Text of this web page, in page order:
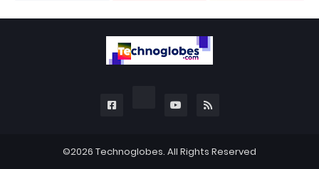
©2026 Technoglobes. All Rights Reserved